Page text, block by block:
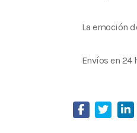
La emoción
Envíos en 24